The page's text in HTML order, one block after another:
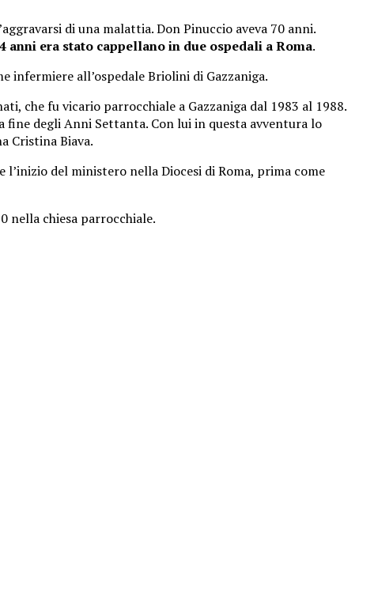
di una malattia. Don Pinuccio aveva 70 anni.
anni era stato cappellano in due ospedali a Roma.
infermiere all’ospedale Briolini di Gazzaniga.
che fu vicario parrocchiale a Gazzaniga dal 1983 al 1988.
fine degli Anni Settanta. Con lui in questa avventura lo
Cristina Biava.
l’inizio del ministero nella Diocesi di Roma, prima come
nella chiesa parrocchiale.